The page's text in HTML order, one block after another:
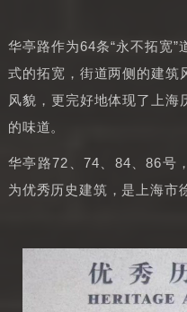
华亭路作为64条“永不拓宽
式的拓宽，街道两侧的建筑
风貌，更完好地体现了上海
的味道。
华亭路72、74、84、86号
为优秀历史建筑，是上海市